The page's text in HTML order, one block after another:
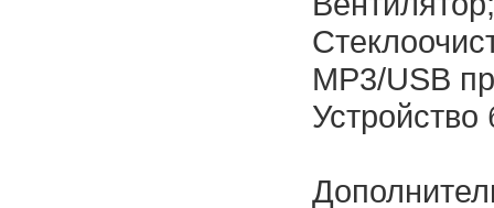
MP3/USB